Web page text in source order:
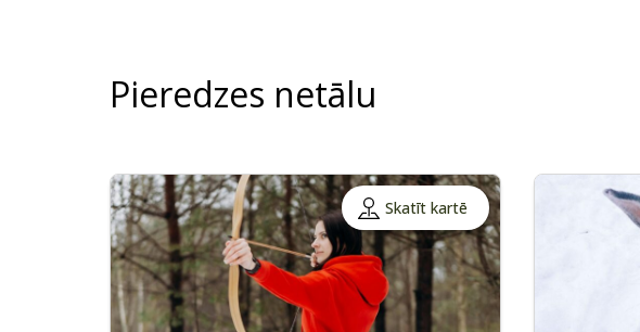
Pieredzes netālu
Skatīt kartē